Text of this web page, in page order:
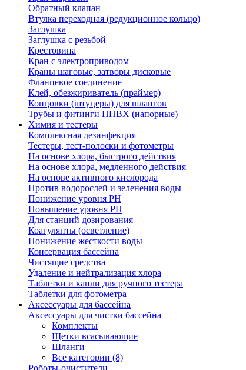
Обратный клапан
Втулка переходная (редукционное кольцо)
Заглушка
Заглушка с резьбой
Крестовина
Кран с электроприводом
Краны шаговые, затворы дисковые
Фланцевое соединение
Клей, обезжириватель (праймер)
Концовки (штуцеры) для шлангов
Трубы и фитинги НПВХ (напорные)
Химия и тестеры
Комплексная дезинфекция
Тестеры, тест-полоски и фотометры
На основе хлора, быстрого действия
На основе хлора, медленного действия
На основе активного кислорода
Против водорослей и зеленения воды
Понижение уровня РН
Повышение уровня РН
Для станций дозирования
Коагулянты (осветление)
Понижение жесткости воды
Консервация бассейна
Чистящие средства
Удаление и нейтрализация хлора
Таблетки и капли для ручного тестера
Таблетки для фотометра
Аксессуары для бассейна
Аксессуары для чистки бассейна
Комплекты
Щетки всасывающие
Шланги
Все категории (8)
Роботы-очистители